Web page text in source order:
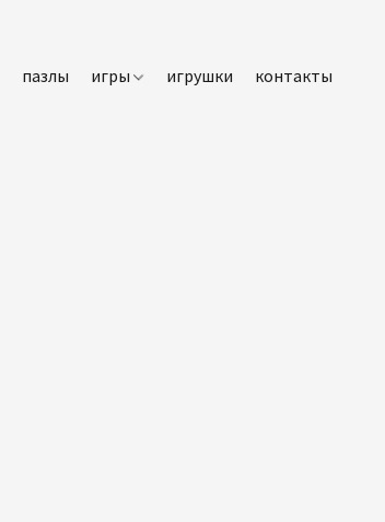
пазлы игры игрушки контакты